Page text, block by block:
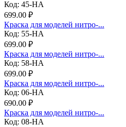
Код: 45-НА
699.00 ₽
Краска для моделей нитро-...
Код: 55-НА
699.00 ₽
Краска для моделей нитро-...
Код: 58-НА
699.00 ₽
Краска для моделей нитро-...
Код: 06-НА
690.00 ₽
Краска для моделей нитро-...
Код: 08-НА